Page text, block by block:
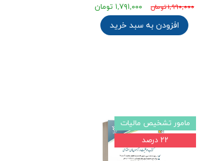
۱,۹۹۰,۰۰۰ تومان ۱,۷۹۱,۰۰۰ تومان
افزودن به سبد خرید